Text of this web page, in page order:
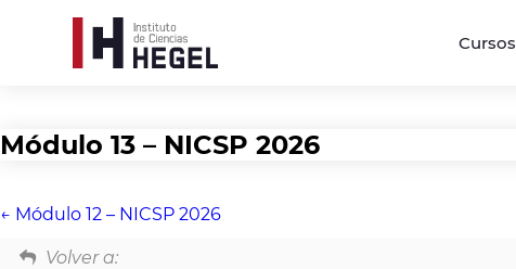
Cursos
Módulo 13 – NICSP 2026
Módulo 12 – NICSP 2026
Volver a: